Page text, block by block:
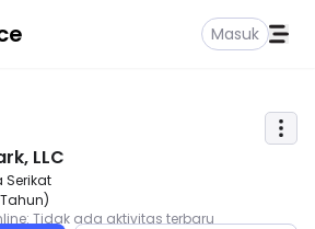
Masuk
LLC
Serikat
Tahun)
: Tidak ada aktivitas terbaru